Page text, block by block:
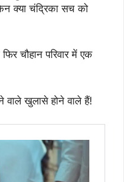
क्या चंद्रिका सच को
चौहान परिवार में एक
वाले खुलासे होने वाले हैं!